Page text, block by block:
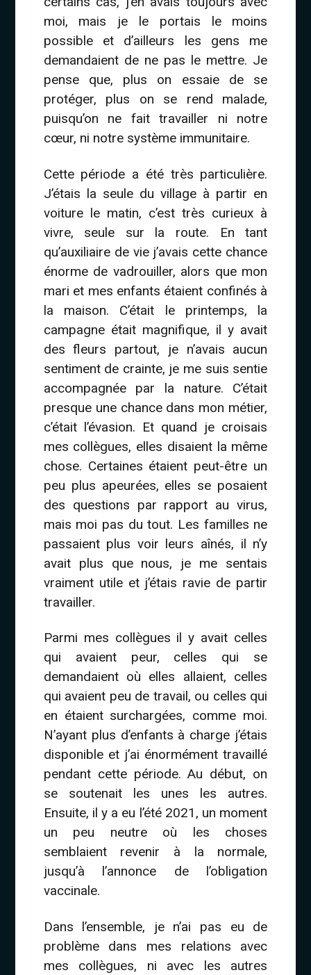
moi, mais je le portais le moins
possible et d’ailleurs les gens me
demandaient de ne pas le mettre. Je
pense que, plus on essaie de se
protéger, plus on se rend malade,
puisqu’on ne fait travailler ni notre
cœur, ni notre système immunitaire.
Cette période a été très particulière.
J’étais la seule du village à partir en
voiture le matin, c’est très curieux à
vivre, seule sur la route. En tant
qu’auxiliaire de vie j’avais cette chance
énorme de vadrouiller, alors que mon
mari et mes enfants étaient confinés à
la maison. C’était le printemps, la
campagne était magnifique, il y avait
des fleurs partout, je n’avais aucun
sentiment de crainte, je me suis sentie
accompagnée par la nature. C’était
presque une chance dans mon métier,
c’était l’évasion. Et quand je croisais
mes collègues, elles disaient la même
chose. Certaines étaient peut-être un
peu plus apeurées, elles se posaient
des questions par rapport au virus,
mais moi pas du tout. Les familles ne
passaient plus voir leurs aînés, il n’y
avait plus que nous, je me sentais
vraiment utile et j’étais ravie de partir
travailler.
Parmi mes collègues il y avait celles
qui avaient peur, celles qui se
demandaient où elles allaient, celles
qui avaient peu de travail, ou celles qui
en étaient surchargées, comme moi.
N’ayant plus d’enfants à charge j’étais
disponible et j’ai énormément travaillé
pendant cette période. Au début, on
se soutenait les unes les autres.
Ensuite, il y a eu l’été 2021, un moment
un peu neutre où les choses
semblaient revenir à la normale,
jusqu’à l’annonce de l’obligation
vaccinale.
Dans l’ensemble, je n’ai pas eu de
problème dans mes relations avec
mes collègues, ni avec les autres